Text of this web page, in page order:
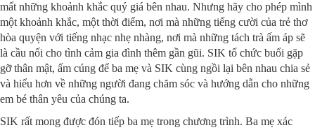
mất những khoảnh khắc quý giá bên nhau. Nhưng hãy cho phép mình
một khoảnh khắc, một thời điểm, nơi mà những tiếng cười của trẻ thơ
hòa quyện với tiếng nhạc nhẹ nhàng, nơi mà những tách trà ấm áp sẽ
là cầu nối cho tình cảm gia đình thêm gần gũi. SIK tổ chức buổi gặp
gỡ thân mật, ấm cúng để ba mẹ và SIK cùng ngồi lại bên nhau chia sẻ
và hiểu hơn về những người đang chăm sóc và hướng dẫn cho những
em bé thân yêu của chúng ta.
SIK rất mong được đón tiếp ba mẹ trong chương trình. Ba mẹ xác